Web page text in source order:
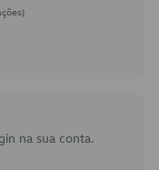
na sua conta.